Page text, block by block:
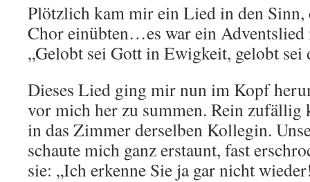
Plötzlich kam mir ein Lied in den
Chor einübten…es war ein
„Gelobt sei Gott in Ewigkeit, gelobt sei
Dieses Lied ging mir nun im Kopf
vor mich her zu summen. Rein zufällig
in das Zimmer derselben Kollegin.
schaute mich ganz erstaunt, fast
sie: „Ich erkenne Sie ja gar nicht